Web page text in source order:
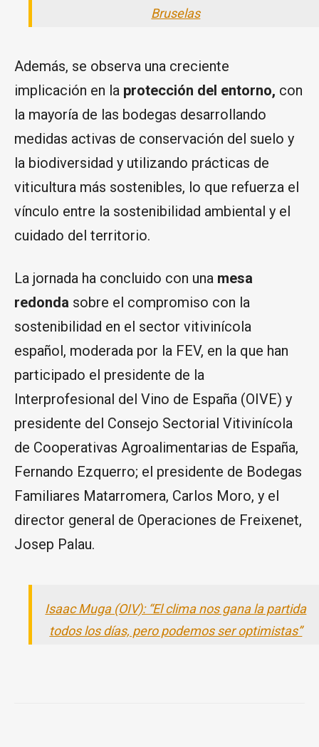
Bruselas
Además, se observa una creciente
implicación en la protección del entorno, con
la mayoría de las bodegas desarrollando
medidas activas de conservación del suelo y
la biodiversidad y utilizando prácticas de
viticultura más sostenibles, lo que refuerza el
vínculo entre la sostenibilidad ambiental y el
cuidado del territorio.
La jornada ha concluido con una mesa
redonda sobre el compromiso con la
sostenibilidad en el sector vitivinícola
español, moderada por la FEV, en la que han
participado el presidente de la
Interprofesional del Vino de España (OIVE) y
presidente del Consejo Sectorial Vitivinícola
de Cooperativas Agroalimentarias de España,
Fernando Ezquerro; el presidente de Bodegas
Familiares Matarromera, Carlos Moro, y el
director general de Operaciones de Freixenet,
Josep Palau.
Isaac Muga (OIV): “El clima nos gana la partida
todos los días, pero podemos ser optimistas”